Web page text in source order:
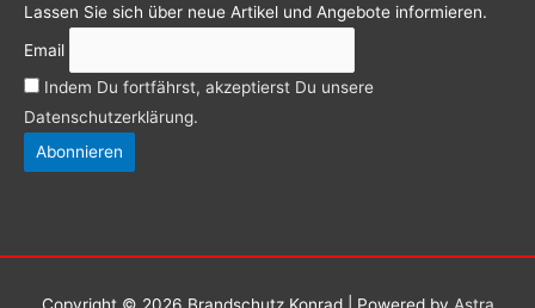
Lassen Sie sich über neue Artikel und Angebote informieren.
Email
Indem Du fortfährst, akzeptierst Du unsere
Datenschutzerklärung.